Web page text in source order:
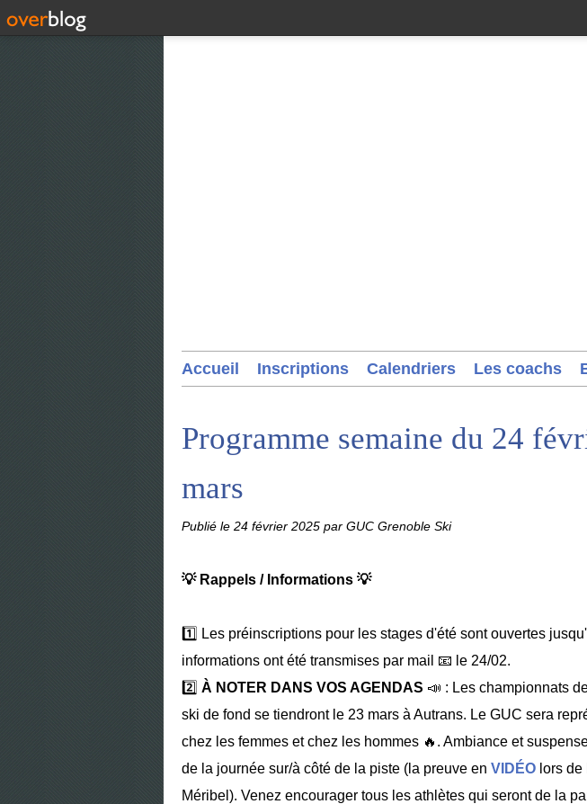
Accueil Inscriptions Calendriers Les coachs
Programme semaine du 24
mars
Publié le 24 février 2025 par GUC Grenoble Ski
💡 Rappels / Informations 💡
1️⃣ Les préinscriptions pour les stages d'été sont ouvertes
informations ont été transmises par mail 📧 le 24/02.
2️⃣ À NOTER DANS VOS AGENDAS 📣 : Les championnats
ski de fond se tiendront le 23 mars à Autrans. Le GUC sera
chez les femmes et chez les hommes 🔥. Ambiance et
de la journée sur/à côté de la piste (la preuve en VIDÉO lors
Méribel). Venez encourager tous les athlètes qui seront de la